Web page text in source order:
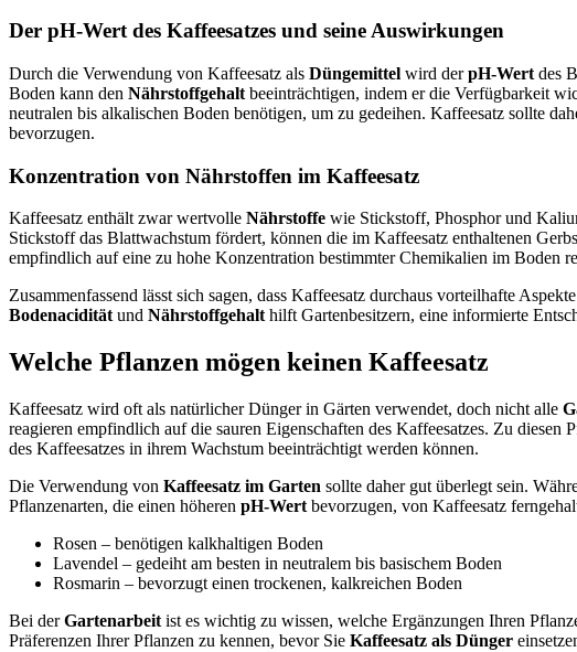
Der pH-Wert des Kaffeesatzes und seine Auswirkungen
Durch die Verwendung von Kaffeesatz als Düngemittel wird derpH-Wert des
Boden kann den Nährstoffgehalt beeinträchtigen, indem er die Verfügbarkeit
neutralen bis alkalischen Boden benötigen, um zu gedeihen. Kaffeesatz sollte
bevorzugen.
Konzentration von Nährstoffen im Kaffeesatz
Kaffeesatz enthält zwar wertvolle Nährstoffe wie Stickstoff, Phosphor und
Stickstoff das Blattwachstum fördert, können die im Kaffeesatz enthaltenen
empfindlich auf eine zu hohe Konzentration bestimmter Chemikalien im Boden
Zusammenfassend lässt sich sagen, dass Kaffeesatz durchaus vorteilhafte
Bodenacidität und Nährstoffgehalt hilft Gartenbesitzern, eine informierte
Welche Pflanzen mögen keinen Kaffeesatz
Kaffeesatz wird oft als natürlicher Dünger in Gärten verwendet, doch nicht alle
reagieren empfindlich auf die sauren Eigenschaften des Kaffeesatzes. Zu
des Kaffeesatzes in ihrem Wachstum beeinträchtigt werden können.
Die Verwendung von Kaffeesatz im Garten sollte daher gut überlegt sein.
Pflanzenarten, die einen höheren pH-Wert bevorzugen, von Kaffeesatz
Rosen – benötigen kalkhaltigen Boden
Lavendel – gedeiht am besten in neutralem bis basischem Boden
Rosmarin – bevorzugt einen trockenen, kalkreichen Boden
Bei derGartenarbeit ist es wichtig zu wissen, welche Ergänzungen Ihren
Präferenzen Ihrer Pflanzen zu kennen, bevor Sie Kaffeesatz als Dünger